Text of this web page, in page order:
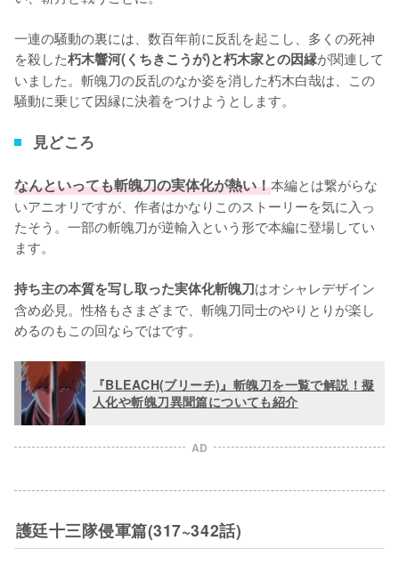
一連の騒動の裏には、数百年前に反乱を起こし、多くの死神
を殺した朽木響河(くちきこうが)と朽木家との因縁が関連して
いました。斬魄刀の反乱のなか姿を消した朽木白哉は、この
騒動に乗じて因縁に決着をつけようとします。
見どころ
なんといっても斬魄刀の実体化が熱い！本編とは繋がらな
いアニオリですが、作者はかなりこのストーリーを気に入っ
たそう。一部の斬魄刀が逆輸入という形で本編に登場してい
ます。
持ち主の本質を写し取った実体化斬魄刀はオシャレデザイン
含め必見。性格もさまざまで、斬魄刀同士のやりとりが楽し
めるのもこの回ならではです。
『BLEACH(ブリーチ)』斬魄刀を一覧で解説！擬
人化や斬魄刀異聞篇についても紹介
AD
護廷十三隊侵軍篇(317~342話)